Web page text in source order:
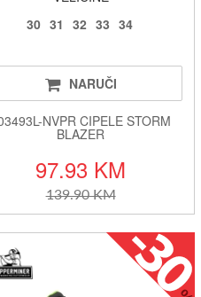
30 31 32 33 34
NARUČI
NVPR CIPELE STORM
BLAZER
97.93 KM
139.90 KM